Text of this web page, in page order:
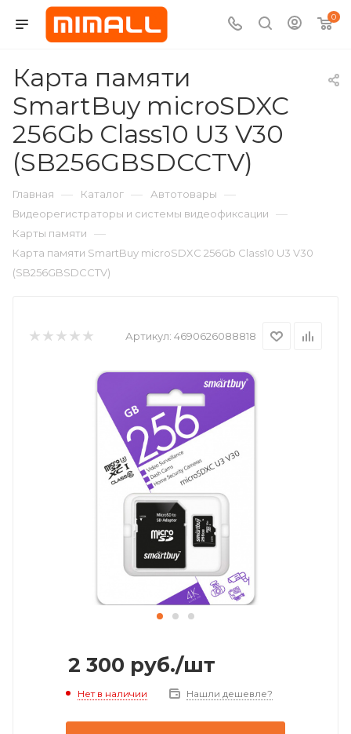
0
Карта памяти
SmartBuy microSDXC
256Gb Class10 U3 V30
(SB256GBSDCCTV)
Главная — Каталог — Автотовары —
Видеорегистраторы и системы видеофиксации —
Карты памяти —
Карта памяти SmartBuy microSDXC 256Gb Class10 U3 V30
(SB256GBSDCCTV)
Артикул: 4690626088818
2 300 руб./шт
Нет в наличии Нашли дешевле?